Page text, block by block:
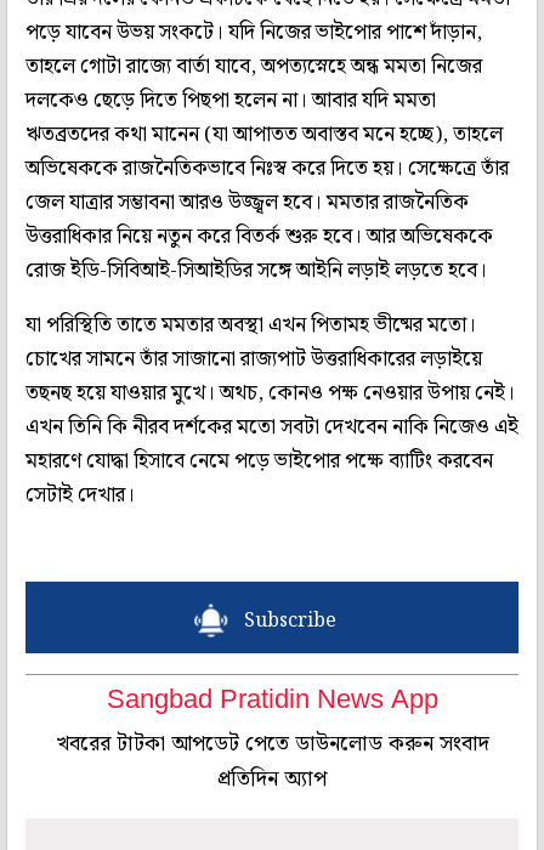
পড়ে যাবেন উভয় সংকটে। যদি নিজের ভাইপোর পাশে দাঁড়ান,
তাহলে গোটা রাজ্যে বার্তা যাবে, অপত্যস্নেহে অন্ধ মমতা নিজের
দলকেও ছেড়ে দিতে পিছপা হলেন না। আবার যদি মমতা
ঋতব্রতদের কথা মানেন (যা আপাতত অবাস্তব মনে হচ্ছে), তাহলে
অভিষেককে রাজনৈতিকভাবে নিঃস্ব করে দিতে হয়। সেক্ষেত্রে তাঁর
জেল যাত্রার সম্ভাবনা আরও উজ্জ্বল হবে। মমতার রাজনৈতিক
উত্তরাধিকার নিয়ে নতুন করে বিতর্ক শুরু হবে। আর অভিষেককে
রোজ ইডি-সিবিআই-সিআইডির সঙ্গে আইনি লড়াই লড়তে হবে।
যা পরিস্থিতি তাতে মমতার অবস্থা এখন পিতামহ ভীষ্মের মতো।
চোখের সামনে তাঁর সাজানো রাজ্যপাট উত্তরাধিকারের লড়াইয়ে
তছনছ হয়ে যাওয়ার মুখে। অথচ, কোনও পক্ষ নেওয়ার উপায় নেই।
এখন তিনি কি নীরব দর্শকের মতো সবটা দেখবেন নাকি নিজেও এই
মহারণে যোদ্ধা হিসাবে নেমে পড়ে ভাইপোর পক্ষে ব্যাটিং করবেন
সেটাই দেখার।
Subscribe
Sangbad Pratidin News App
খবরের টাটকা আপডেট পেতে ডাউনলোড করুন সংবাদ
প্রতিদিন অ্যাপ